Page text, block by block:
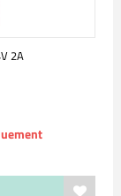
2A